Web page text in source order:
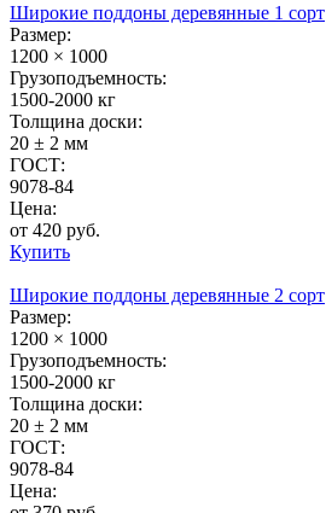
Широкие поддоны деревянные 1 сорт
Размер:
1200 × 1000
Грузоподъемность:
1500-2000 кг
Толщина доски:
20 ± 2 мм
ГОСТ:
9078-84
Цена:
от 420 руб.
Купить
Широкие поддоны деревянные 2 сорт
Размер:
1200 × 1000
Грузоподъемность:
1500-2000 кг
Толщина доски:
20 ± 2 мм
ГОСТ:
9078-84
Цена: